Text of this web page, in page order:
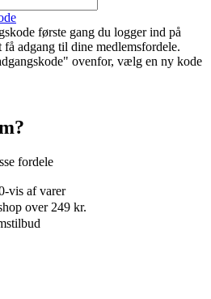
første gang du logger ind på
adgang til dine medlemsfordele.
ovenfor, vælg en ny kode
fordele
vis af varer
over 249 kr.